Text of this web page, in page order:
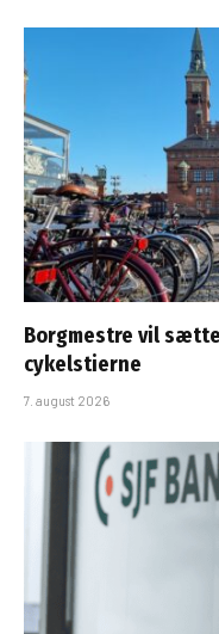
Borgmestre vil
cykelstierne
7. august 2026